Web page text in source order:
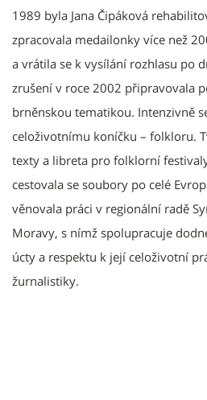
1989 byla Jana Čipáková
zpracovala medailonky více než
a vrátila se k vysílání rozhlasu po
zrušení v roce 2002 připravovala
brněnskou tematikou. Intenzivně
celoživotnímu koníčku – folkloru.
texty a libreta pro folklorní
cestovala se soubory po celé
věnovala práci v regionální radě
Moravy, s nímž spolupracuje
úcty a respektu k její celoživotní
žurnalistiky.